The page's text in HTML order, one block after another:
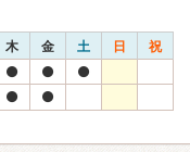
木 金 土 日 祝